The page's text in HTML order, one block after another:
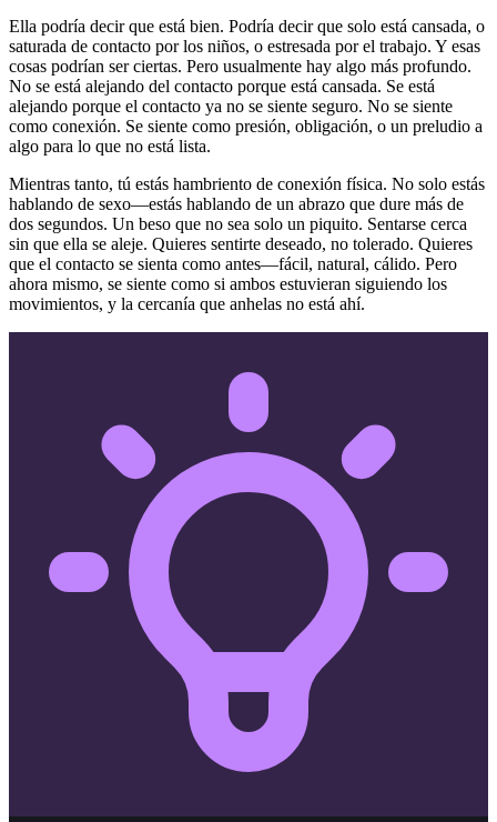
Ella podría decir que está bien. Podría decir que solo está cansada, o
saturada de contacto por los niños, o estresada por el trabajo. Y esas
cosas podrían ser ciertas. Pero usualmente hay algo más profundo.
No se está alejando del contacto porque está cansada. Se está
alejando porque el contacto ya no se siente seguro. No se siente
como conexión. Se siente como presión, obligación, o un preludio a
algo para lo que no está lista.
Mientras tanto, tú estás hambriento de conexión física. No solo estás
hablando de sexo—estás hablando de un abrazo que dure más de
dos segundos. Un beso que no sea solo un piquito. Sentarse cerca
sin que ella se aleje. Quieres sentirte deseado, no tolerado. Quieres
que el contacto se sienta como antes—fácil, natural, cálido. Pero
ahora mismo, se siente como si ambos estuvieran siguiendo los
movimientos, y la cercanía que anhelas no está ahí.